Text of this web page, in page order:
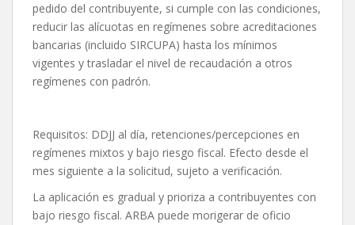
pedido del contribuyente, si cumple con las condiciones,
reducir las alícuotas en regímenes sobre acreditaciones
bancarias (incluido SIRCUPA) hasta los mínimos
vigentes y trasladar el nivel de recaudación a otros
regímenes con padrón.
Requisitos: DDJJ al día, retenciones/percepciones en
regímenes mixtos y bajo riesgo fiscal. Efecto desde el
mes siguiente a la solicitud, sujeto a verificación.
La aplicación es gradual y prioriza a contribuyentes con
bajo riesgo fiscal. ARBA puede morigerar de oficio